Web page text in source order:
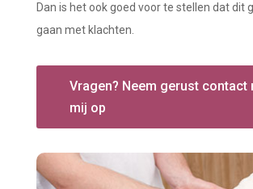
Dan is het ook goed voor te stellen dat dit
gaan met klachten.
Vragen? Neem gerust contact
mij op